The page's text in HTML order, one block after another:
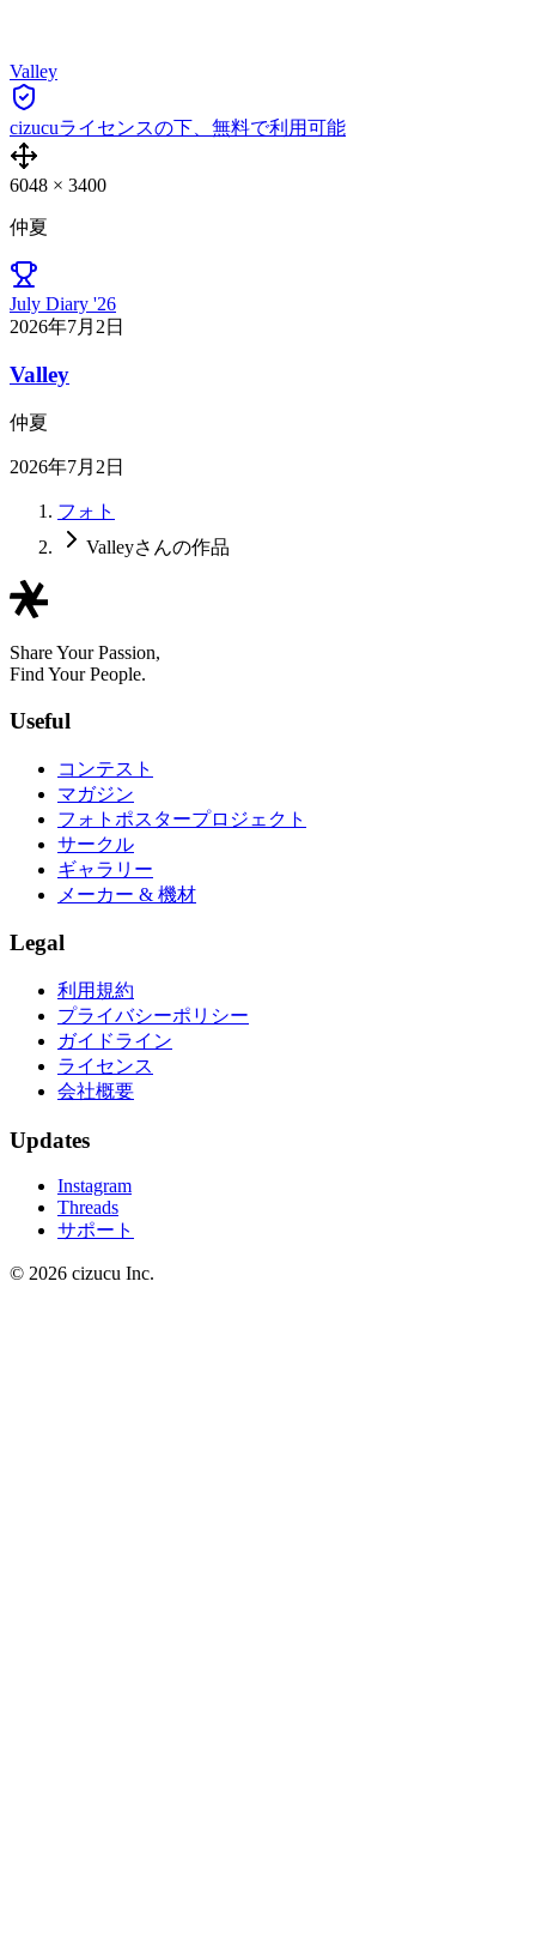
Valley
cizucuライセンスの下、無料で利用可能
6048 × 3400
仲夏
July Diary '26
2026年7月2日
Valley
仲夏
2026年7月2日
フォト
Valleyさんの作品
Share Your Passion,
Find Your People.
Useful
コンテスト
マガジン
フォトポスタープロジェクト
サークル
ギャラリー
メーカー & 機材
Legal
利用規約
プライバシーポリシー
ガイドライン
ライセンス
会社概要
Updates
Instagram
Threads
サポート
© 2026 cizucu Inc.